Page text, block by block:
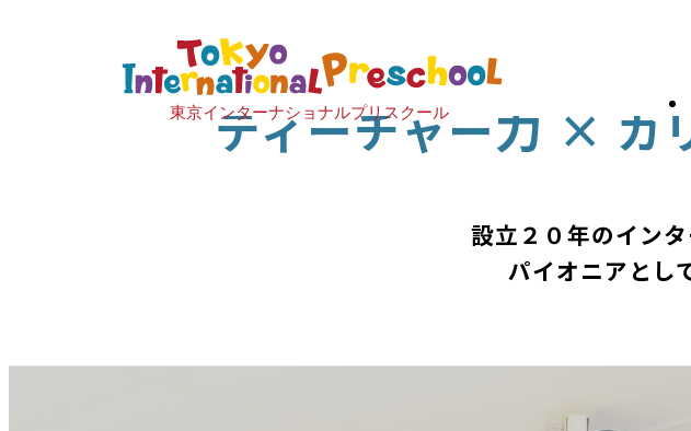
ティーチャー力 × カ
設立２０年のイン
パイオニアとし